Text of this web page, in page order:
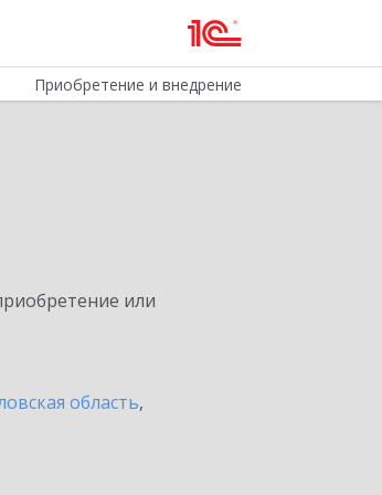
Приобретение и внедрение
или
область,